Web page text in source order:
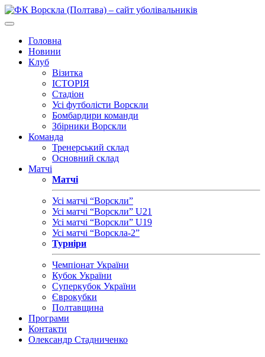
Головна
Новини
Клуб
Візитка
ІСТОРІЯ
Стадіон
Усі футболісти Ворскли
Бомбардири команди
Збірники Ворскли
Команда
Тренерський склад
Основний склад
Матчі
Матчі
Усі матчі “Ворскли”
Усі матчі “Ворскли” U21
Усі матчі “Ворскли” U19
Усі матчі “Ворскла-2”
Турніри
Чемпіонат України
Кубок України
Суперкубок України
Єврокубки
Полтавщина
Програми
Контакти
Олександр Стадниченко